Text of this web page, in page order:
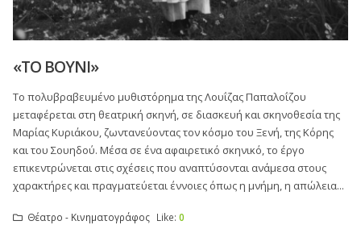
«ΤΟ ΒΟΥΝΙ»
Το πολυβραβευμένο μυθιστόρημα της Λουΐζας Παπαλοΐζου
μεταφέρεται στη θεατρική σκηνή, σε διασκευή και σκηνοθεσία της
Μαρίας Κυριάκου, ζωντανεύοντας τον κόσμο του Ξενή, της Κόρης
και του Σουηδού. Μέσα σε ένα αφαιρετικό σκηνικό, το έργο
επικεντρώνεται στις σχέσεις που αναπτύσονται ανάμεσα στους
χαρακτήρες και πραγματεύεται έννοιες όπως η μνήμη, η απώλεια...
Θέατρο - Κινηματογράφος Like: 0